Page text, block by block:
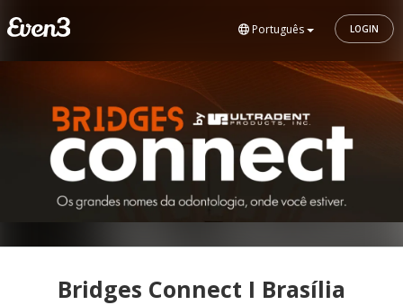
Português LOGIN
Bridges Connect I Brasília